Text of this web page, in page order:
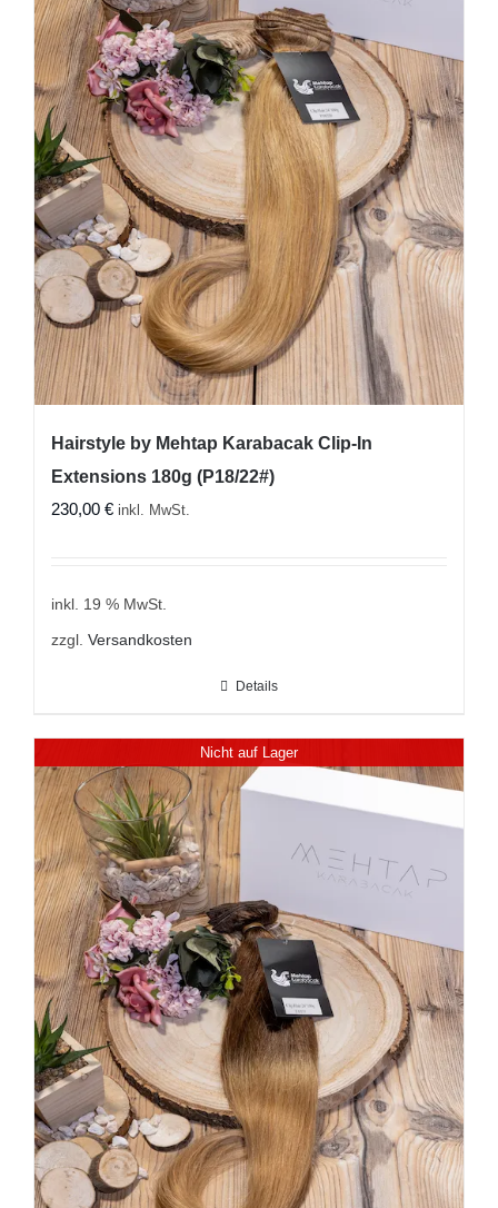
Hairstyle by Mehtap Karabacak Clip-In
Extensions 180g (P18/22#)
230,00 € inkl. MwSt.
inkl. 19 % MwSt.
zzgl. Versandkosten
Details
Nicht auf Lager